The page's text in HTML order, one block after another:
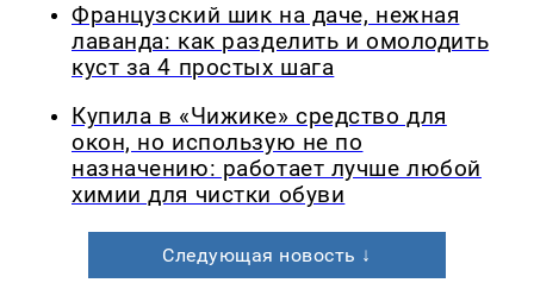
Французский шик на даче, нежная
лаванда: как разделить и омолодить
куст за 4 простых шага
Купила в «Чижике» средство для
окон, но использую не по
назначению: работает лучше любой
химии для чистки обуви
Следующая новость ↓